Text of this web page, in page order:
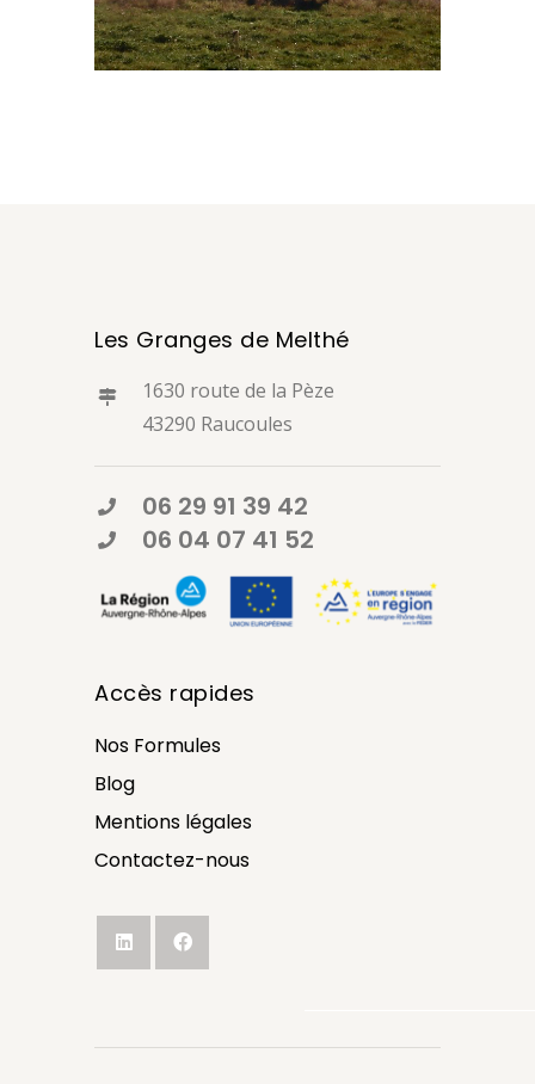
Les Granges de Melthé
1630 route de la Pèze
43290 Raucoules
06 29 91 39 42
06 04 07 41 52
Accès rapides
Nos Formules
Blog
Mentions légales
Contactez-nous